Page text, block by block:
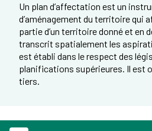
Un plan d’affectation est un
d’aménagement du territoire qui
partie d’un territoire donné et en
transcrit spatialement les
est établi dans le respect des
planifications supérieures. Il est
tiers.